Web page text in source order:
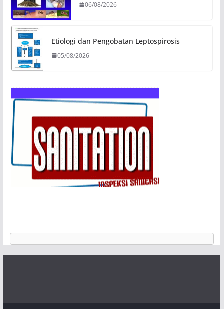
06/08/2026
Etiologi dan Pengobatan Leptospirosis
05/08/2026